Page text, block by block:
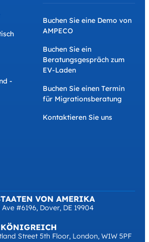
VON AMERIKA
Ave #6196, Dover, DE 19904
Street 5th Floor, London, W1W 5PF
-
Buchen Sie eine Demo von
AMPECO
Buchen Sie ein
Beratungsgespräch zum
EV-Laden
Buchen Sie einen Termin
für Migrationsberatung
Kontaktieren Sie uns